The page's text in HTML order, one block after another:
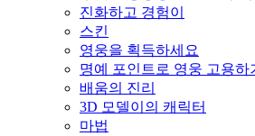
진화하고 경험이
스킨
영웅을 획득하세요
명예 포인트로 영웅 고용하
배움의 진리
3D 모델이의 캐릭터
마법